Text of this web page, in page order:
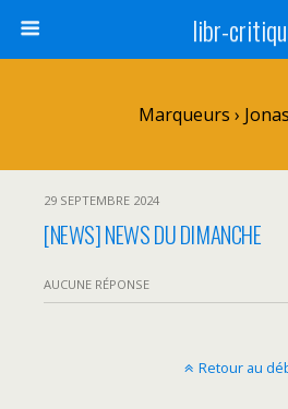
libr-
Marqueurs ›
29 SEPTEMBRE 2024
[NEWS] NEWS DU DIMANCHE
AUCUNE RÉPONSE
Retour au